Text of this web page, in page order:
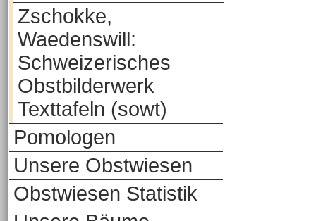
Zschokke,
Waedenswill:
Schweizerisches
Obstbilderwerk
Texttafeln (sowt)
Pomologen
Unsere Obstwiesen
Obstwiesen Statistik